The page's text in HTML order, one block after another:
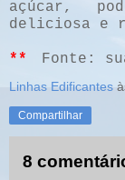
açúcar,
deliciosa e
** Fonte:
Linhas Edificantes
Compartilhar
8